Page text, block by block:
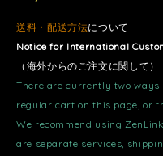
送料・配送方法について
Notice for International
（海外からのご注文に関して）
There are currently two
regular cart on this page, or
We recommend using
are separate services,